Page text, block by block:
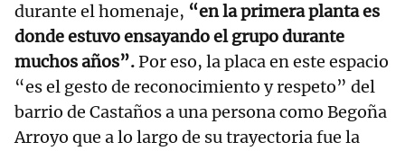
durante el homenaje, “en la primera planta es
donde estuvo ensayando el grupo durante
muchos años”.Por eso, la placa en este espacio
“es el gesto de reconocimiento y respeto” del
barrio de Castaños a una persona como Begoña
Arroyo que a lo largo de su trayectoria fue la